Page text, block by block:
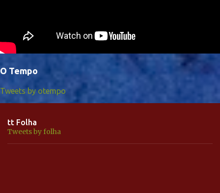
O Tempo
Tweets by otempo
tt Folha
Tweets by folha